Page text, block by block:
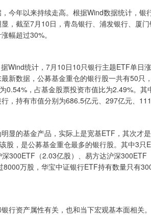
今年以来持续走高。根据Wind数据统计，
，截至7月10日，青岛银行、浦发银行、厦
幅超过30%。
Wind统计，7月10日10只银行主题ETF单日
新数据，公募基金重仓的银行股一共有50只
0.54%，占基金股票投资市值比为2.49%。
，持有市值分别为686.5亿元、297亿元、
显的基金产品，实际上是宽基ETF，其次才
股，是公募基金重仓最多的银行股。其中3只
300ETF（2.03亿股）、易方达沪深300ETF
万股，华宝中证银行ETF持有数量只有
行资产属性有关，也和当下宏观基本面相关